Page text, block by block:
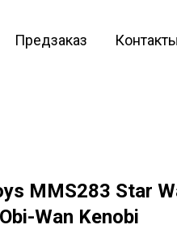
Предзаказ Контакты
MMS283 Star
Wan Kenobi